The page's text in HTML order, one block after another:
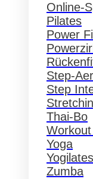
Online-
Pilates
Power
Step-
Step
Thai-Bo
Yoga
Yogilates
Zumba